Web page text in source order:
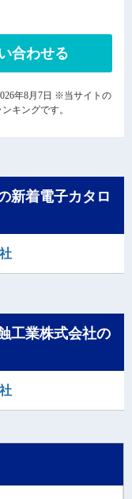
合わせる
年8月7日 ※当サイトの
キングです。
新着電子カタロ
工業株式会社の